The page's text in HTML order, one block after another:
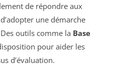
de répondre aux
une démarche
outils comme la Base
pour aider les
d’évaluation.